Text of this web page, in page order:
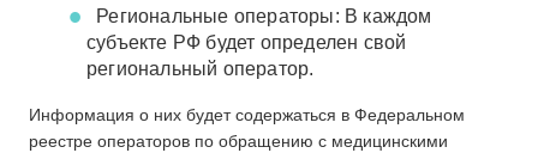
Региональные операторы: В каждом
субъекте РФ будет определен свой
региональный оператор.
Информация о них будет содержаться в Федеральном
реестре операторов по обращению с медицинскими